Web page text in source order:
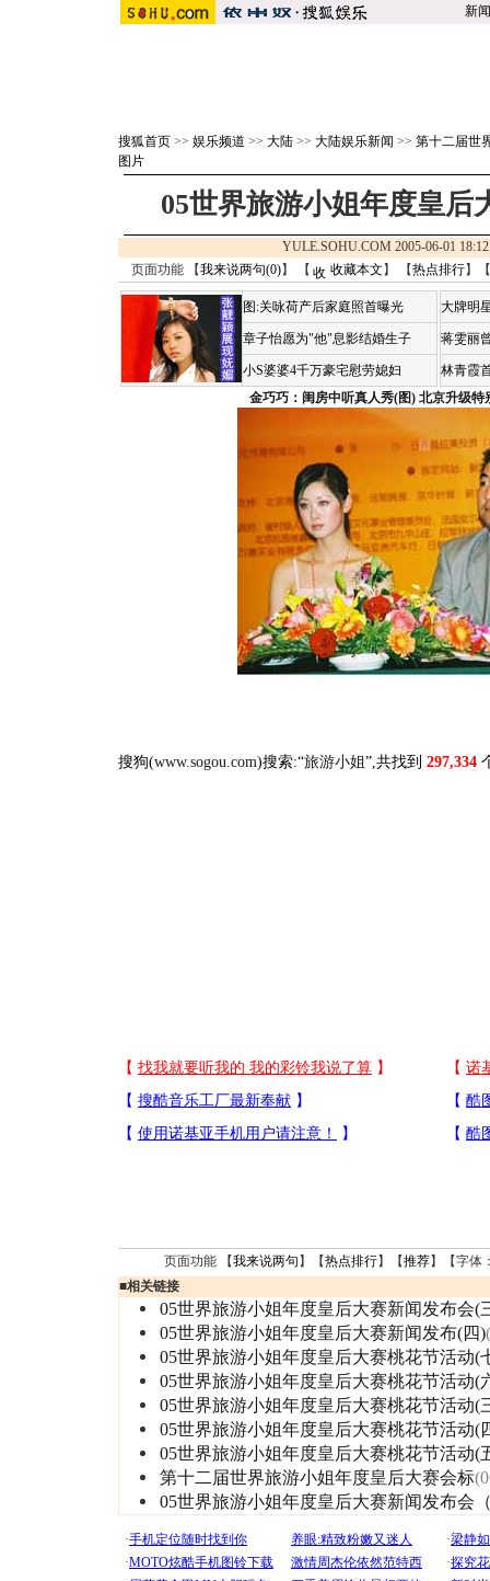
新闻
搜狐首页 >> 娱乐频道 >> 大陆 >> 大陆娱乐新闻 >> 第十二届世
图片
05世界旅游小姐年度皇后
YULE.SOHU.COM 2005-06-01
页面功能 【我来说两句(0)】 【 收藏本文 】 【热点排行】【
图:关咏荷产后家庭照首曝光
章子怡愿为"他"息影结婚生子
小S婆婆4千万豪宅慰劳媳妇
大牌明
蒋雯丽
林青霞
金巧巧：闺房中听真人秀(图) 北京升级特
搜狗(www.sogou.com)搜索:“旅游小姐 ”,共找到 297,334
页面功能 【我来说两句 】【热点排行】【推荐】【字体
■相关链接
05世界旅游小姐年度皇后大赛新闻发布会(
05世界旅游小姐年度皇后大赛新闻发布(四)
05世界旅游小姐年度皇后大赛桃花节活动(
05世界旅游小姐年度皇后大赛桃花节活动(
05世界旅游小姐年度皇后大赛桃花节活动(
05世界旅游小姐年度皇后大赛桃花节活动(
05世界旅游小姐年度皇后大赛桃花节活动(
第十二届世界旅游小姐年度皇后大赛会标
05世界旅游小姐年度皇后大赛新闻发布会